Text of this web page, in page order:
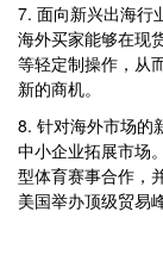
7. 面向新兴出海行
海外买家能够在现
等轻定制操作，从
新的商机。
8. 针对海外市场的
中小企业拓展市场
型体育赛事合作，
美国举办顶级贸易